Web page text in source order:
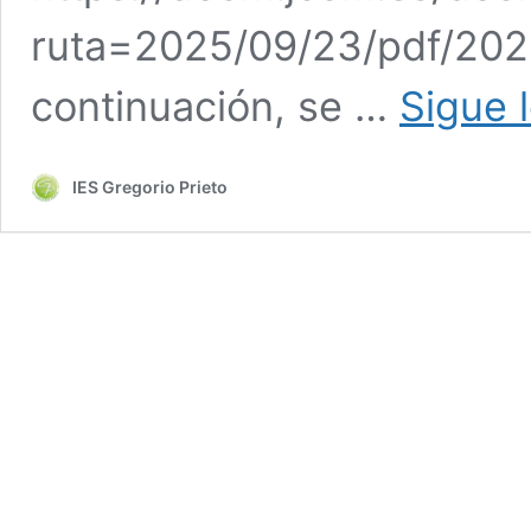
ruta=2025/09/23/pdf/
continuación, se … Sigue
IES Gregorio Prieto